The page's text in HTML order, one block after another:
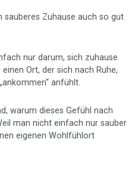
sauberes Zuhause auch so gut
nur darum, sich zuhause
Ort, der sich nach Ruhe,
anfühlt.
warum dieses Gefühl nach
man nicht einfach nur sauber
eigenen Wohlfühlort